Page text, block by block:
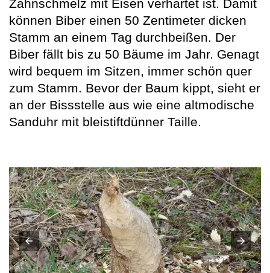
Zahnschmelz mit Eisen verhärtet ist. Damit
können Biber einen 50 Zentimeter dicken
Stamm an einem Tag durchbeißen. Der
Biber fällt bis zu 50 Bäume im Jahr. Genagt
wird bequem im Sitzen, immer schön quer
zum Stamm. Bevor der Baum kippt, sieht er
an der Bissstelle aus wie eine altmodische
Sanduhr mit bleistiftdünner Taille.